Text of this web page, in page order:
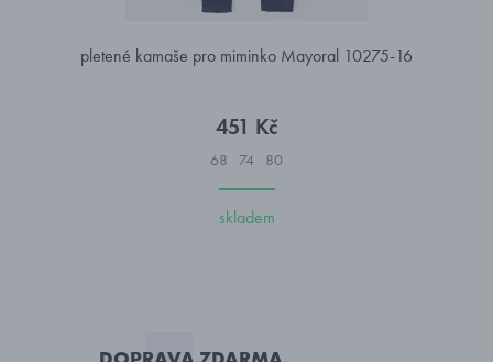
pletené kamaše pro miminko Mayoral 10275-16
451 Kč
68 74 80
skladem